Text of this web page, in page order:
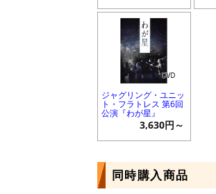
ジャグリング・ユニッ
ト・フラトレス 第6回
公演『わが星』
3,630円～
同時購入商品